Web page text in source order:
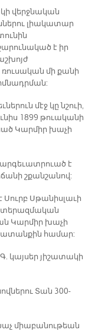
վերջնական
լիակատար
է իր
ռուսական մի քանի
մէջ կը նշուի,
1899 թուականի
Կարմիր խաչի
է
շքանշանով:
Սթանիսլաւի
Կարմիր խաչի
համար:
կայսեր յիշատակի
Տան 300-
միաբանութեան